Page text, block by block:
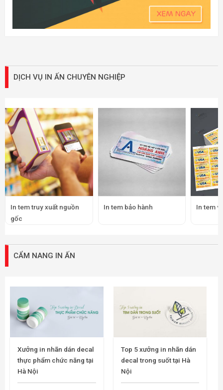
DỊCH VỤ IN ẤN CHUYÊN NGHIỆP
In tem truy xuất nguồn
gốc
In tem bảo hành In tem
CẨM NANG IN ẤN
Xưởng in nhãn dán decal
thực phẩm chức năng tại
Hà Nội
Top 5 xưởng in nhãn dán
decal trong suốt tại Hà
Nội